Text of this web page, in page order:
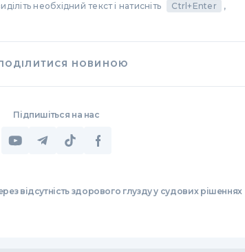
необхідний текст і натисніть Ctrl+Enter
,
НОВИНОЮ
Підпишіться на нас
відсутність здорового глузду у судових рішеннях